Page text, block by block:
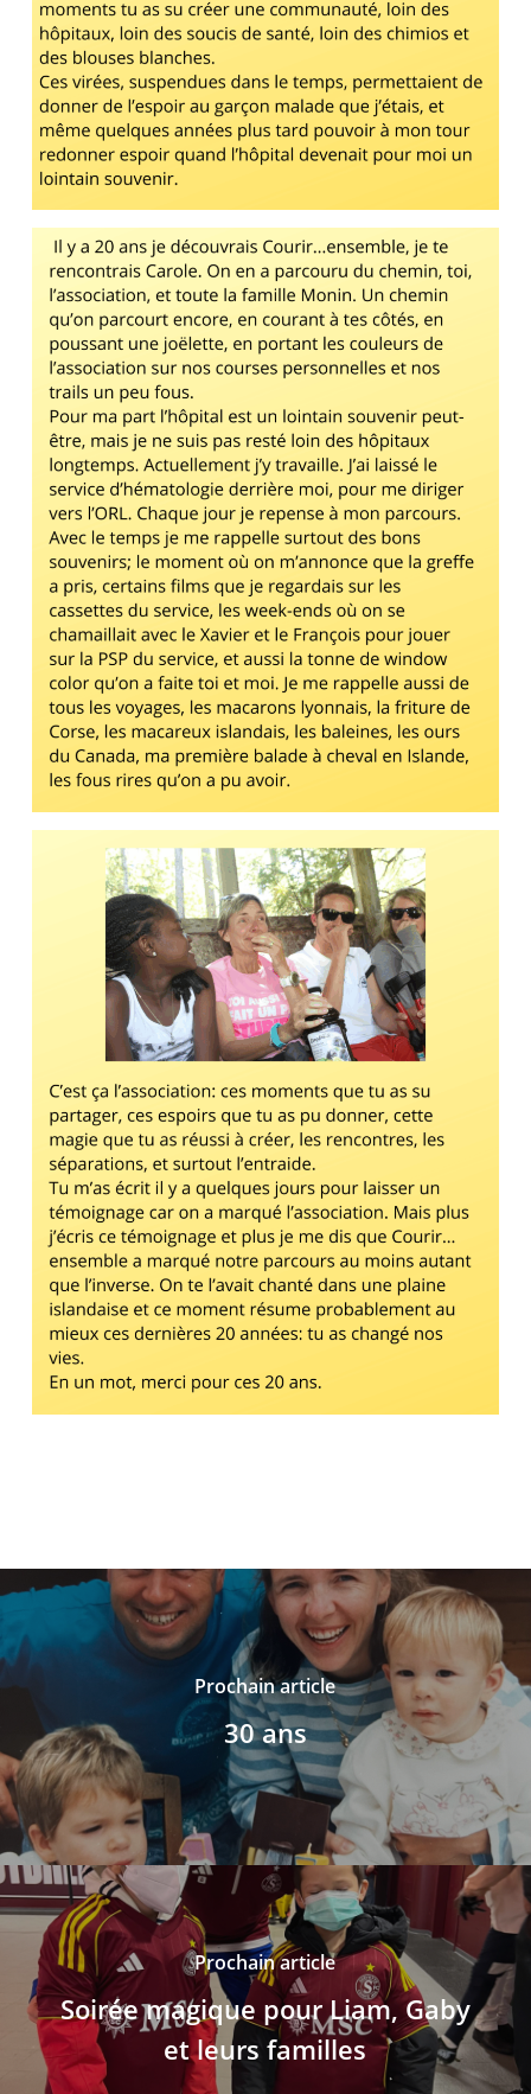
Prochain article
30 ans
Prochain article
Soirée magique pour Liam, Gaby
et leurs familles